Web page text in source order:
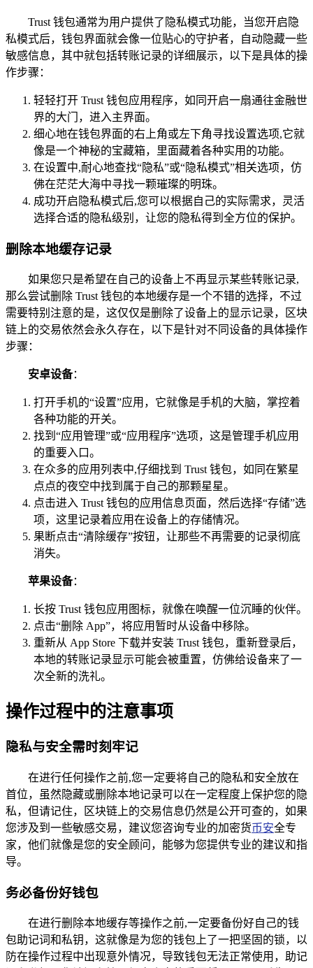
Trust 钱包通常为用户提供了隐私模式功能，当您开启隐
私模式后，钱包界面就会像一位贴心的守护者，自动隐藏一些
敏感信息，其中就包括转账记录的详细展示，以下是具体的操
作步骤：
轻轻打开 Trust 钱包应用程序，如同开启一扇通往金融世
界的大门，进入主界面。
细心地在钱包界面的右上角或左下角寻找设置选项,它就
像是一个神秘的宝藏箱，里面藏着各种实用的功能。
在设置中,耐心地查找“隐私”或“隐私模式”相关选项，仿
佛在茫茫大海中寻找一颗璀璨的明珠。
成功开启隐私模式后,您可以根据自己的实际需求，灵活
选择合适的隐私级别，让您的隐私得到全方位的保护。
删除本地缓存记录
如果您只是希望在自己的设备上不再显示某些转账记录,
那么尝试删除 Trust 钱包的本地缓存是一个不错的选择，不过
需要特别注意的是，这仅仅是删除了设备上的显示记录，区块
链上的交易依然会永久存在，以下是针对不同设备的具体操作
步骤：
安卓设备：
打开手机的“设置”应用，它就像是手机的大脑，掌控着
各种功能的开关。
找到“应用管理”或“应用程序”选项，这是管理手机应用
的重要入口。
在众多的应用列表中,仔细找到 Trust 钱包，如同在繁星
点点的夜空中找到属于自己的那颗星星。
点击进入 Trust 钱包的应用信息页面，然后选择“存储”选
项，这里记录着应用在设备上的存储情况。
果断点击“清除缓存”按钮，让那些不再需要的记录彻底
消失。
苹果设备：
长按 Trust 钱包应用图标，就像在唤醒一位沉睡的伙伴。
点击“删除 App”，将应用暂时从设备中移除。
重新从 App Store 下载并安装 Trust 钱包，重新登录后，
本地的转账记录显示可能会被重置，仿佛给设备来了一
次全新的洗礼。
操作过程中的注意事项
隐私与安全需时刻牢记
在进行任何操作之前,您一定要将自己的隐私和安全放在
首位，虽然隐藏或删除本地记录可以在一定程度上保护您的隐
私，但请记住，区块链上的交易信息仍然是公开可查的，如果
您涉及到一些敏感交易，建议您咨询专业的加密货币安全专
家，他们就像是您的安全顾问，能够为您提供专业的建议和指
导。
务必备份好钱包
在进行删除本地缓存等操作之前,一定要备份好自己的钱
包助记词和私钥，这就像是为您的钱包上了一把坚固的锁，以
防在操作过程中出现意外情况，导致钱包无法正常使用，助记